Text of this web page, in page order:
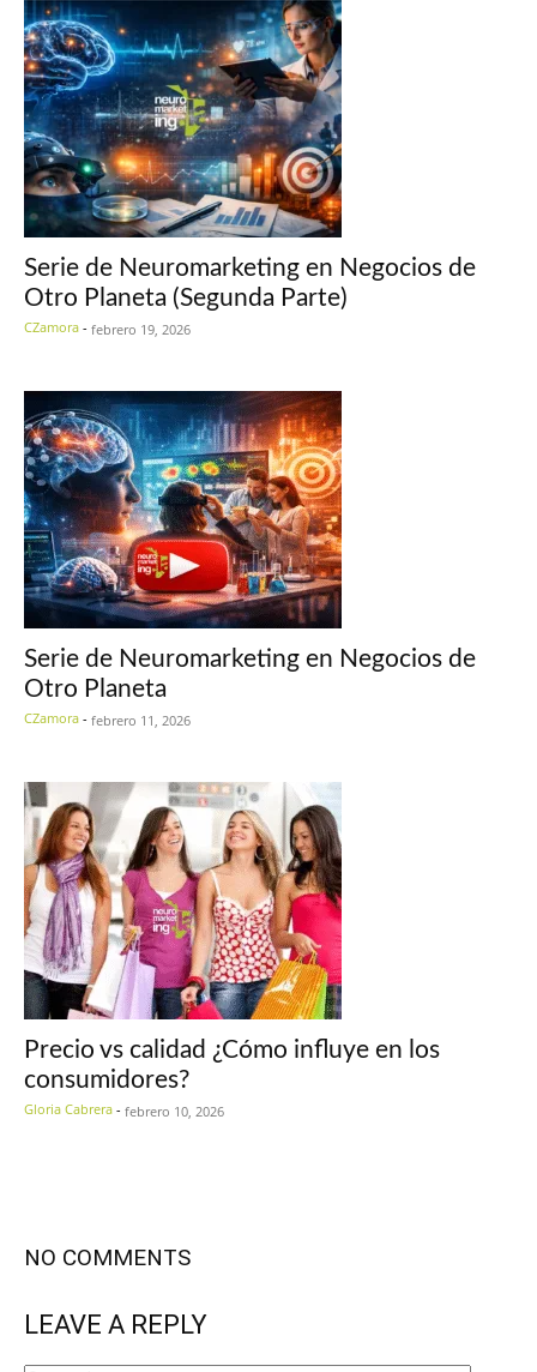
Serie de Neuromarketing en Negocios de
Otro Planeta (Segunda Parte)
CZamora - febrero 19, 2026
Serie de Neuromarketing en Negocios de
Otro Planeta
CZamora - febrero 11, 2026
Precio vs calidad ¿Cómo influye en los
consumidores?
Gloria Cabrera - febrero 10, 2026
NO COMMENTS
LEAVE A REPLY